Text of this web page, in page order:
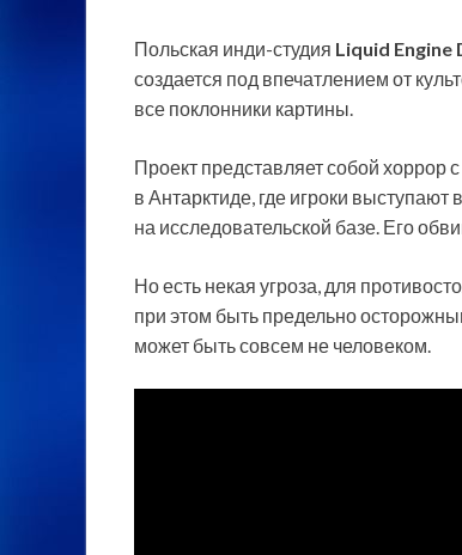
Польская инди-студия Liquid Engine
создается под впечатлением от
все поклонники картины.
Проект представляет собой хоррор
в Антарктиде, где игроки
на исследовательской базе. Его
Но есть некая угроза, для
при этом быть предельно
может быть совсем не человеком.